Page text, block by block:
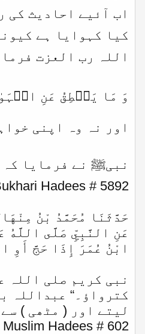
اب آئیے احادیث
کیا کہوایا ہے
اللہ رب العزت فرماتے
وَ مَا یَنۡطِقُ عَنِ الۡہَوٰی
اور نہ وہ اپنی
نبیﷺ نے فرمایا کہ
Hadees # 5892
حَدَّثَنَا مُحَمَّدُ بْنُ
‏‏‏‏‏‏عَنِ النَّبِيِّ صَلَّى اللَّهُ
ابْنُ عُمَرَ إِذَا حَجَّ أَوِ
نبی کریم صلی اللہ
کترواؤ۔“ عبداللہ
لیتے اور ( مٹھی )
Hadees # 602